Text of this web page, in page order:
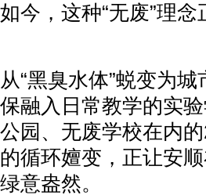
如今，这种“无废”理
从“黑臭水体”蜕变为
保融入日常教学的实
公园、无废学校在内
的循环嬗变，正让安
绿意盎然。